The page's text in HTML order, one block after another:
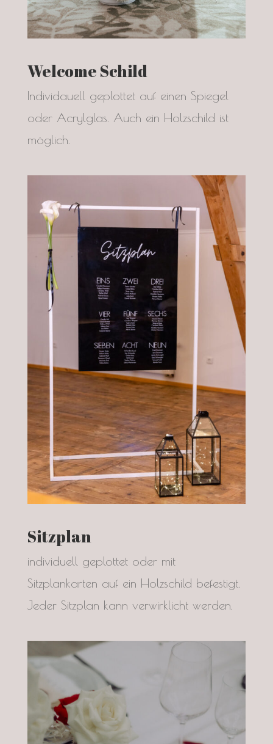
Welcome Schild
Individauell geplottet auf einen Spiegel
oder Acrylglas. Auch ein Holzschild ist
möglich.
Sitzplan
individuell geplottet oder mit
Sitzplankarten auf ein Holzschild befestigt.
Jeder Sitzplan kann verwirklicht werden.